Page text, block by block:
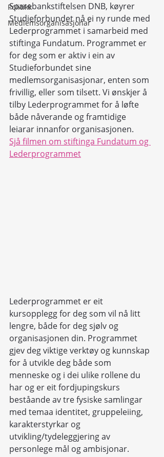
Politikk
Medlemsorganisasjonar
Sparebankstiftelsen DNB, køyrer
Studieforbundet nå ei ny runde med
Lederprogrammet i samarbeid med
stiftinga Fundatum. Programmet er
for deg som er aktiv i ein av
Studieforbundet sine
medlemsorganisasjonar, enten som
frivillig, eller som tilsett. Vi ønskjer å
tilby Lederprogrammet for å løfte
både nåverande og framtidige
leiarar innanfor organisasjonen.
Sjå filmen om stiftinga Fundatum og
Lederprogrammet
Lederprogrammet er eit
kursopplegg for deg som vil nå litt
lengre, både for deg sjølv og
organisasjonen din. Programmet
gjev deg viktige verktøy og kunnskap
for å utvikle deg både som
menneske og i dei ulike rollene du
har og er eit fordjupingskurs
beståande av tre fysiske samlingar
med temaa identitet, gruppeleiing,
karakterstyrkar og
utvikling/tydeleggjering av
personlege mål og ambisjonar.